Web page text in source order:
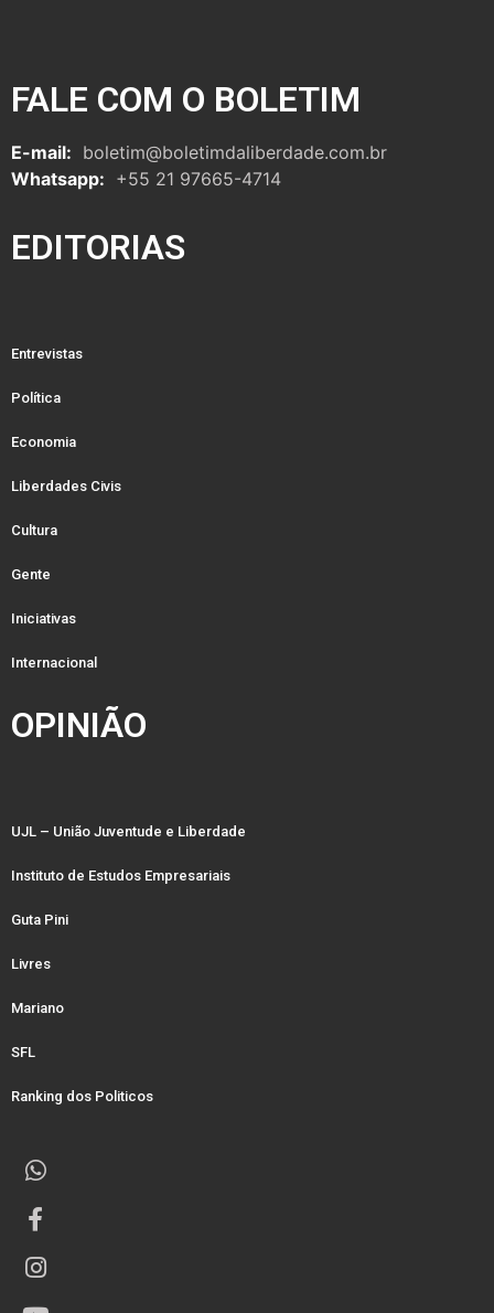
FALE COM O BOLETIM
E-mail: boletim@boletimdaliberdade.com.br
Whatsapp: +55 21 97665-4714
EDITORIAS
Entrevistas
Política
Economia
Liberdades Civis
Cultura
Gente
Iniciativas
Internacional
OPINIÃO
UJL – União Juventude e Liberdade
Instituto de Estudos Empresariais
Guta Pini
Livres
Mariano
SFL
Ranking dos Politicos